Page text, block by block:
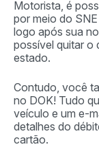
Motorista, é
por meio do
logo após sua
possível quitar o
estado.
Contudo, você
no DOK! Tudo
veículo e um e-
detalhes do
cartão.